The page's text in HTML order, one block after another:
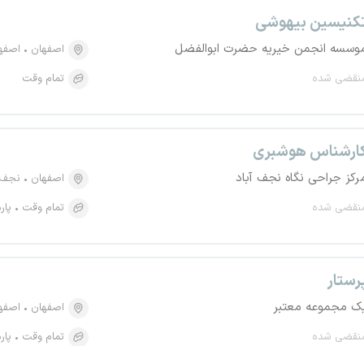
بیهوشی
انجمن خیریه حضرت ابوالفضل
شده
اصفهان
تمام وقت
هوشبری
جراحی نگاه نجف آباد
شده
اصفهان
نجف
تمام وقت
مجموعه معتبر
شده
اصفهان
تمام وقت